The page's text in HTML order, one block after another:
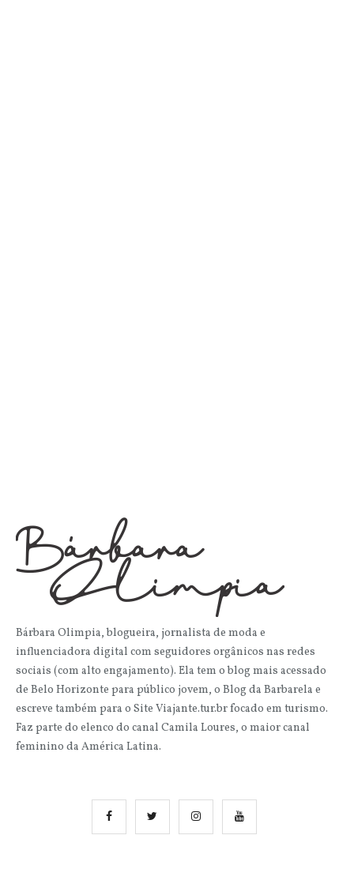
Bárbara Olimpia, blogueira, jornalista de moda e
influenciadora digital com seguidores orgânicos nas redes
sociais (com alto engajamento). Ela tem o blog mais acessado
de Belo Horizonte para público jovem, o Blog da Barbarela e
escreve também para o Site Viajante.tur.br focado em turismo.
Faz parte do elenco do canal Camila Loures, o maior canal
feminino da América Latina.